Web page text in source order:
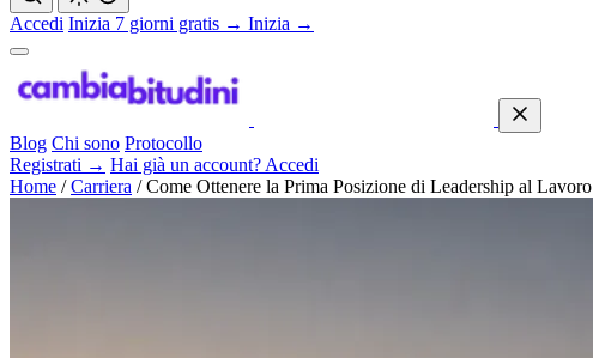
Accedi Inizia 7 giorni gratis → Inizia →
Blog Chi sono Protocollo
Registrati → Hai già un account? Accedi
Home / Carriera / Come Ottenere la Prima Posizione di Leadership al Lavoro